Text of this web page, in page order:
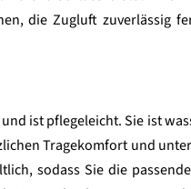
die Zugluft zuverlässig
ist pflegeleicht. Sie ist
Tragekomfort und
sodass Sie die